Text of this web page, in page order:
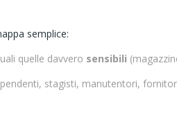
semplice:
quelle davvero sensibili
stagisti, manutentori,